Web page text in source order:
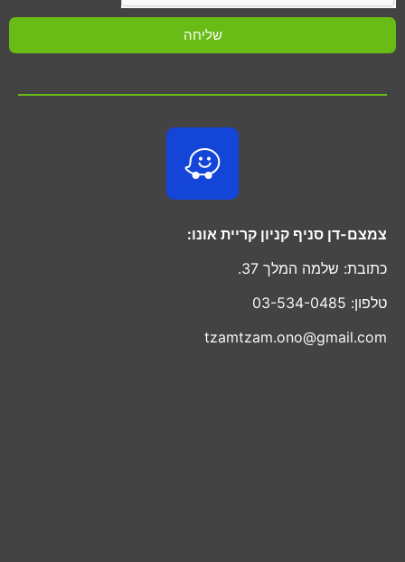
שליחה
צמצם-דן סניף קניון קריית אונו:
כתובת: שלמה המלך 37.
טלפון: 03-534-0485
tzamtzam.ono@gmail.com